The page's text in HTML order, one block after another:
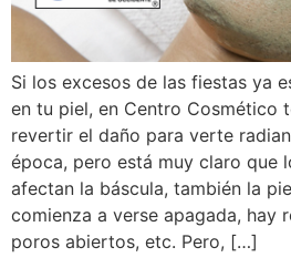
Si los excesos de las fiestas ya
en tu piel, en Centro Cosmético
revertir el daño para verte
época, pero está muy claro que
afectan la báscula, también la
comienza a verse apagada, hay
poros abiertos, etc. Pero, […]